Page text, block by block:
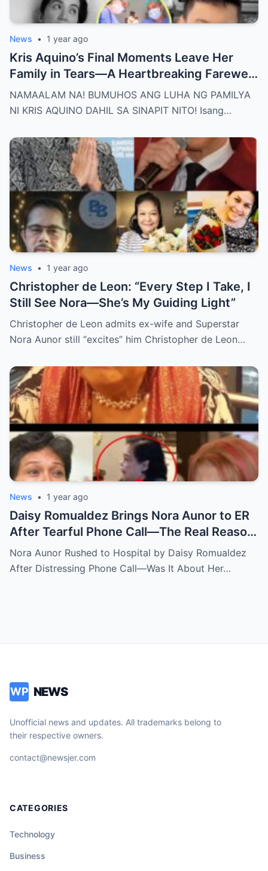
News • 1 year ago
Kris Aquino’s Final Moments Leave Her
Family in Tears—A Heartbreaking Farewell
That Shocks the Entire Nation as the Truth
Behind Her Emotional Last Days Is Finally
Grief, and Prayers from Fans Across the
Philippines and Around the World.
NAMAALAM NA! BUMUHOS ANG LUHA NG PAMILYA
NI KRIS AQUINO DAHIL SA SINAPIT NITO! Isang…
News • 1 year ago
Christopher de Leon: “Every Step I Take, I
Still See Nora—She’s My Guiding Light”
Christopher de Leon admits ex-wife and Superstar
Nora Aunor still “excites” him Christopher de Leon…
News • 1 year ago
Daisy Romualdez Brings Nora Aunor to ER
After Tearful Phone Call—The Real Reason
Revealed
Nora Aunor Rushed to Hospital by Daisy Romualdez
After Distressing Phone Call—Was It About Her…
WP NEWS
Unofficial news and updates. All trademarks belong to
their respective owners.
contact@newsjer.com
CATEGORIES
Technology
Business